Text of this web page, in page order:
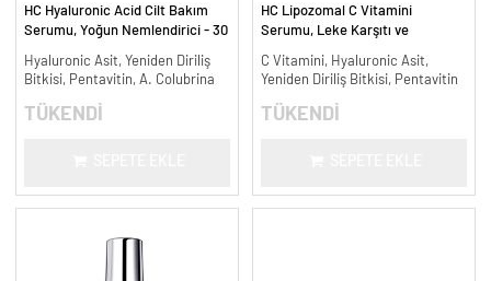
HC Hyaluronic Acid Cilt Bakım
Serumu, Yoğun Nemlendirici - 30
Hyaluronic Asit, Yeniden Diriliş
Bitkisi, Pentavitin, A. Colubrina
TÜKENDİ
HC Lipozomal C Vitamini
Serumu, Leke Karşıtı ve
C Vitamini, Hyaluronic Asit,
Yeniden Diriliş Bitkisi, Pentavitin
TÜKENDİ